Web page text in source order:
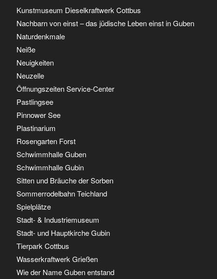
Kunstmuseum Dieselkraftwerk Cottbus
Nachbarn von einst – das jüdische Leben einst in Guben
Naturdenkmale
Neiße
Neuigkeiten
Neuzelle
Öffnungszeiten Service-Center
Pastlingsee
Pinnower See
Plastinarium
Rosengarten Forst
Schwimmhalle Guben
Schwimmhalle Gubin
Sitten und Bräuche der Sorben
Sommerrodelbahn Teichland
Spielplätze
Stadt- & Industriemuseum
Stadt- und Hauptkirche Gubin
Tierpark Cottbus
Wasserkraftwerk Grießen
Wie der Name Guben entstand